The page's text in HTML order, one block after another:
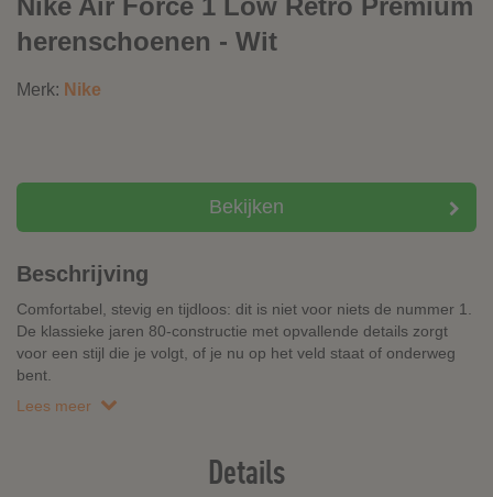
Nike Air Force 1 Low Retro Premium
herenschoenen - Wit
Merk: Nike
Bekijken
Beschrijving
Comfortabel, stevig en tijdloos: dit is niet voor niets de nummer 1.
De klassieke jaren 80-constructie met opvallende details zorgt
voor een stijl die je volgt, of je nu op het veld staat of onderweg
bent.
Lees meer
Details